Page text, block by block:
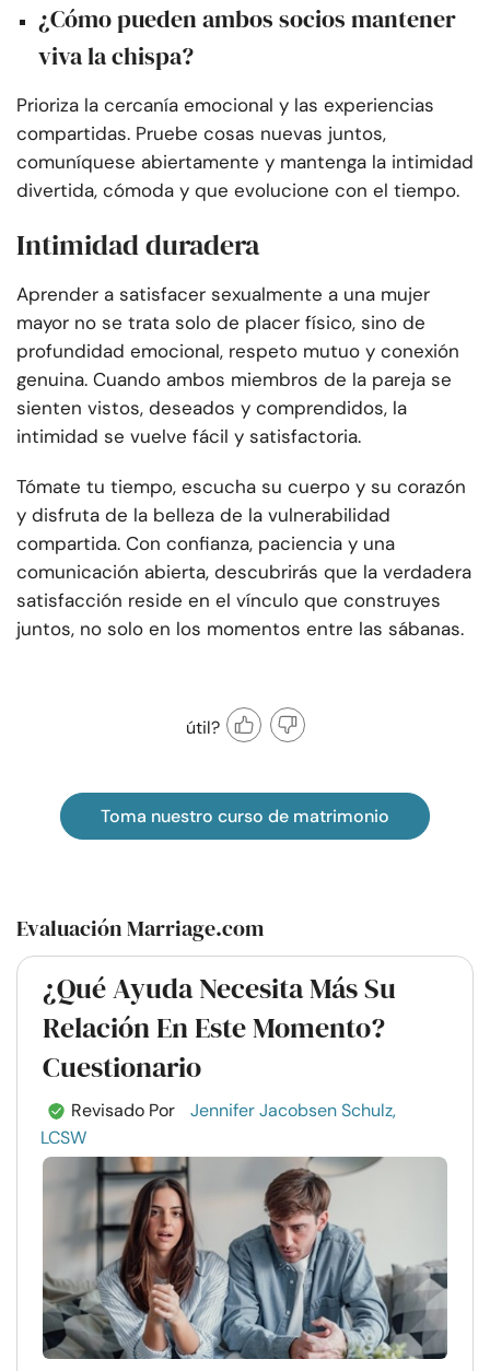
¿Cómo pueden ambos socios mantener
viva la chispa?
Prioriza la cercanía emocional y las experiencias
compartidas. Pruebe cosas nuevas juntos,
comuníquese abiertamente y mantenga la intimidad
divertida, cómoda y que evolucione con el tiempo.
Intimidad duradera
Aprender a satisfacer sexualmente a una mujer
mayor no se trata solo de placer físico, sino de
profundidad emocional, respeto mutuo y conexión
genuina. Cuando ambos miembros de la pareja se
sienten vistos, deseados y comprendidos, la
intimidad se vuelve fácil y satisfactoria.
Tómate tu tiempo, escucha su cuerpo y su corazón
y disfruta de la belleza de la vulnerabilidad
compartida. Con confianza, paciencia y una
comunicación abierta, descubrirás que la verdadera
satisfacción reside en el vínculo que construyes
juntos, no solo en los momentos entre las sábanas.
útil?
Toma nuestro curso de matrimonio
Evaluación Marriage.com
¿Qué Ayuda Necesita Más Su
Relación En Este Momento?
Cuestionario
Revisado Por
Jennifer Jacobsen Schulz,
LCSW